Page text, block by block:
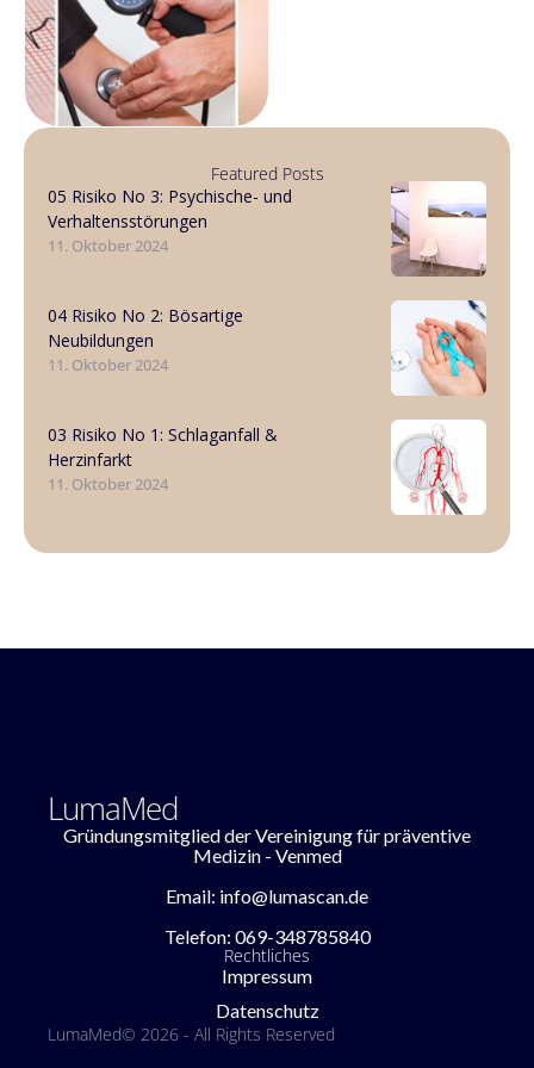
Featured Posts
05 Risiko No 3: Psychische- und
Verhaltensstörungen
11. Oktober 2024
04 Risiko No 2: Bösartige
Neubildungen
11. Oktober 2024
03 Risiko No 1: Schlaganfall &
Herzinfarkt
11. Oktober 2024
LumaMed
Gründungsmitglied der Vereinigung für präventive
Medizin - Venmed
Email: info@lumascan.de
Telefon: 069-348785840
Rechtliches
Impressum
Datenschutz
LumaMed© 2026 - All Rights Reserved